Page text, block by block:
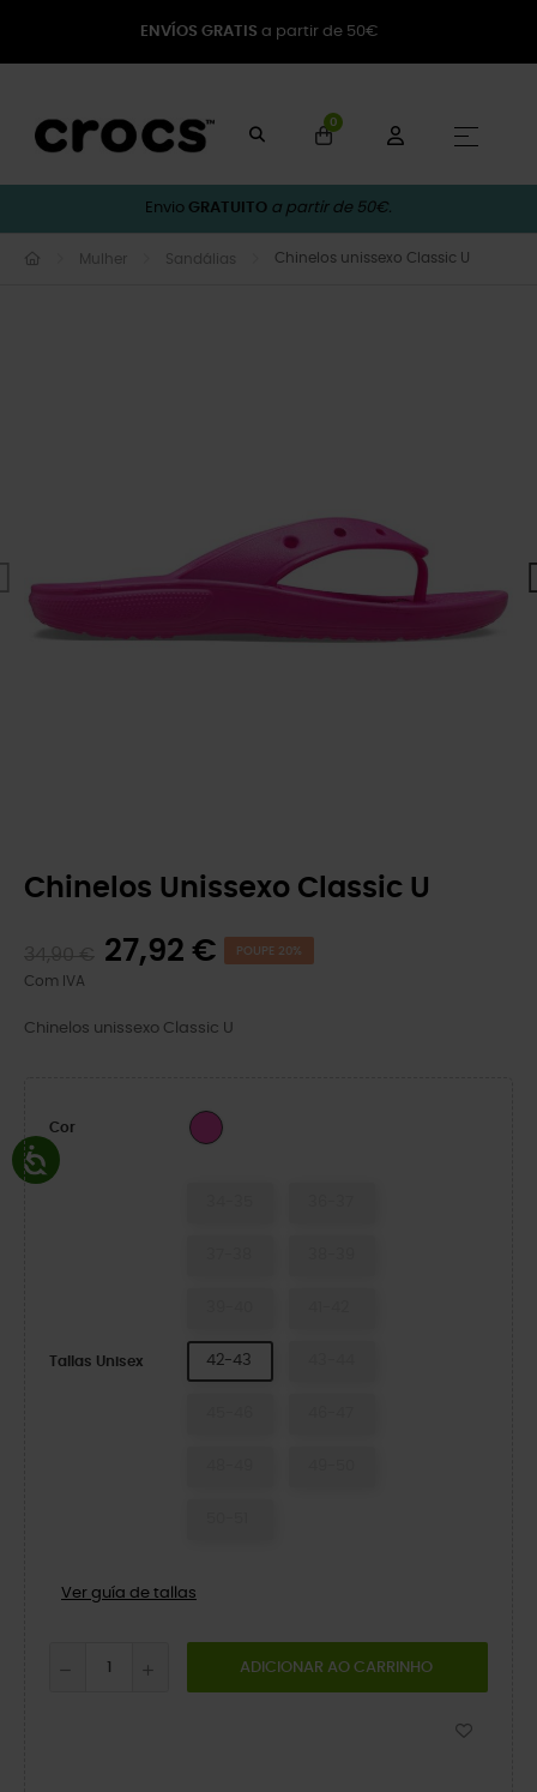
ENVÍOS GRATIS a partir de 50€
0
☰
Envio GRATUITO a partir de 50€.
Mulher Sandálias Chinelos unissexo Classic U
Chinelos Unissexo Classic U
27,92 € POUPE 20%
Com IVA
Chinelos unissexo Classic U
Cor Suco
Tallas Unisex 42-43
Ver guía de tallas
ADICIONAR AO CARRINHO